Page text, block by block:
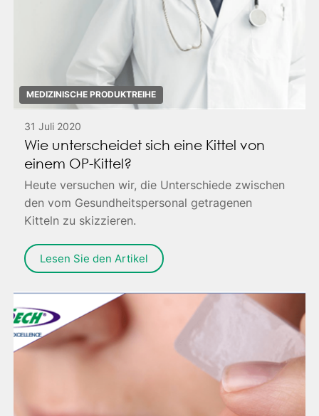
MEDIZINISCHE PRODUKTREIHE
31 Juli 2020
Wie unterscheidet sich eine Kittel von
einem OP-Kittel?
Heute versuchen wir, die Unterschiede zwischen
den vom Gesundheitspersonal getragenen
Kitteln zu skizzieren.
Lesen Sie den Artikel